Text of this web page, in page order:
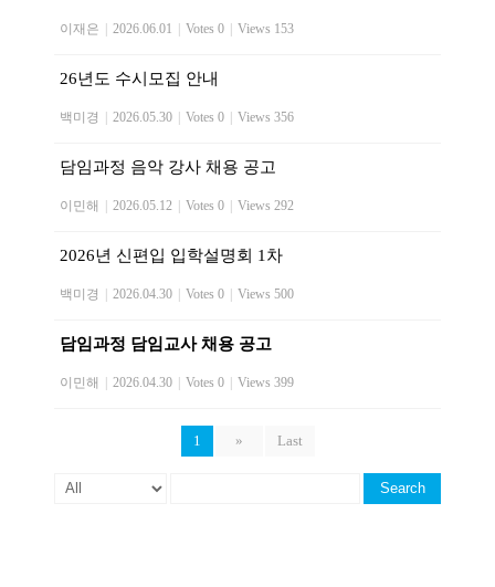
이재은 | 2026.06.01 | Votes 0 | Views 153
26년도 수시모집 안내
백미경 | 2026.05.30 | Votes 0 | Views 356
담임과정 음악 강사 채용 공고
이민해 | 2026.05.12 | Votes 0 | Views 292
2026년 신편입 입학설명회 1차
백미경 | 2026.04.30 | Votes 0 | Views 500
담임과정 담임교사 채용 공고
이민해 | 2026.04.30 | Votes 0 | Views 399
1 » Last
Search